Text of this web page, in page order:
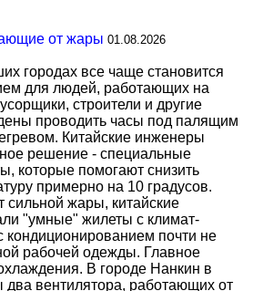
от жары 01.08.2026
городах все чаще становится
для людей, работающих на
строители и другие
проводить часы под палящим
Китайские инженеры
решение - специальные
которые помогают снизить
примерно на 10 градусов.
сильной жары, китайские
"умные" жилеты с климат-
почти не
рабочей одежды. Главное
В городе Нанкин в
вентилятора, работающих от